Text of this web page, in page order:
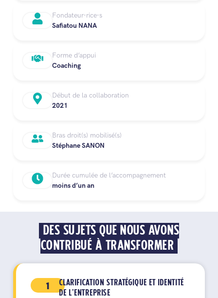
Fondateur·rice·s
Safiatou NANA
Forme d’appui
Coaching
Début de la collaboration
2021
Bras droit(s) mobilisé(s)
Stéphane SANON
Durée cumulée de l’accompagnement
moins d’un an
DES SUJETS QUE NOUS AVONS
CONTRIBUÉ À TRANSFORMER
1
CLARIFICATION STRATÉGIQUE ET IDENTITÉ
DE L’ENTREPRISE